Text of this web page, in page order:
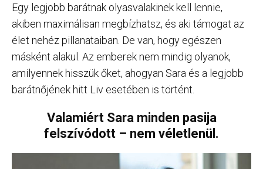
Egy legjobb barátnak olyasvalakinek kell lennie,
akiben maximálisan megbízhatsz, és aki támogat az
élet nehéz pillanataiban. De van, hogy egészen
másként alakul. Az emberek nem mindig olyanok,
amilyennek hisszük őket, ahogyan Sara és a legjobb
barátnőjének hitt Liv esetében is történt.
Valamiért Sara minden pasija
felszívódott – nem véletlenül.